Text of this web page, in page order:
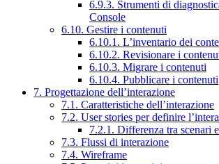
6.9.3. Strumenti di
Console
6.10. Gestire i contenuti
6.10.1. L’inventario dei
6.10.2. Revisionare i
6.10.3. Migrare i contenuti
6.10.4. Pubblicare i contenuti
7. Progettazione dell’interazione
7.1. Caratteristiche dell’interazione
7.2. User stories per definire
7.2.1. Differenza tra scenari
7.3. Flussi di interazione
7.4. Wireframe